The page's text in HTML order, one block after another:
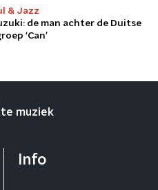
& Jazz
de man achter de Duitse
‘Can’
muziek
Info